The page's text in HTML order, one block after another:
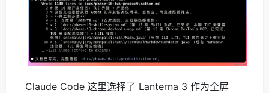
Claude Code 这里选择了 Lanterna 3 作为全屏